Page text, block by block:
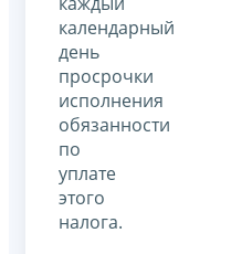
календарный
день
просрочки
исполнения
обязанности
по
уплате
этого
налога.